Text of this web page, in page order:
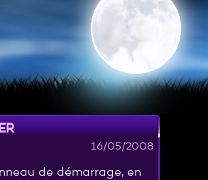
16/05/2008
de démarrage, en